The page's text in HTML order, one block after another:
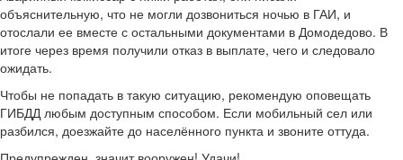
объяснительную, что не могли дозвониться ночью в ГАИ, и
отослали ее вместе с остальными документами в Домодедово. В
итоге через время получили отказ в выплате, чего и следовало
ожидать.
Чтобы не попадать в такую ситуацию, рекомендую оповещать
ГИБДД любым доступным способом. Если мобильный сел или
разбился, доезжайте до населённого пункта и звоните оттуда.